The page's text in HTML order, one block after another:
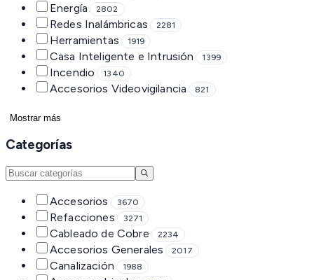
Energía 2802
Redes Inalámbricas 2281
Herramientas 1919
Casa Inteligente e Intrusión 1399
Incendio 1340
Accesorios Videovigilancia 821
Mostrar más
Categorías
Accesorios 3670
Refacciones 3271
Cableado de Cobre 2234
Accesorios Generales 2017
Canalización 1988